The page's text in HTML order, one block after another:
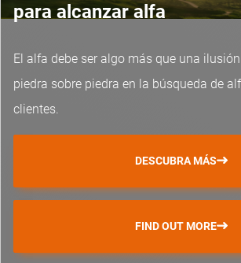
para alcanzar alfa
El alfa debe ser algo más que una
piedra sobre piedra en la búsqueda de
clientes.
DESCUBRA MÁS
FIND OUT MORE